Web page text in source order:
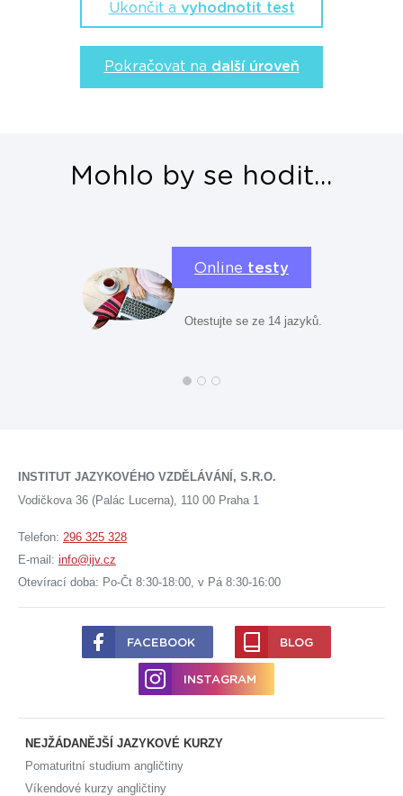
Ukončit a vyhodnotit test
Pokračovat na další úroveň
Mohlo by se hodit...
Online testy
Otestujte se ze 14 jazyků.
INSTITUT JAZYKOVÉHO VZDĚLÁVÁNÍ, S.R.O.
Vodičkova 36 (Palác Lucerna), 110 00 Praha 1
Telefon: 296 325 328
E-mail: info@ijv.cz
Otevírací doba: Po-Čt 8:30-18:00, v Pá 8:30-16:00
NEJŽÁDANĚJŠÍ JAZYKOVÉ KURZY
Pomaturitní studium angličtiny
Víkendové kurzy angličtiny
FACEBOOK BLOG
INSTAGRAM